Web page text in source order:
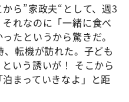
ら”家政夫“として、週3
れなのに「一緒に食べ
たというから驚きだ。
転機が訪れた。子ども
いう誘いが！ そこから
まっていきなよ」と距